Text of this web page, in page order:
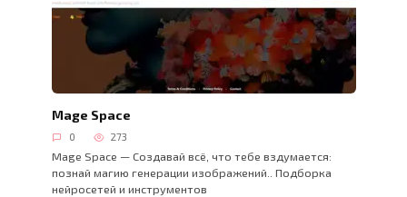
Mage Space
0 273
Mage Space — Создавай всё, что тебе вздумается:
познай магию генерации изображений.. Подборка
нейросетей и инструментов